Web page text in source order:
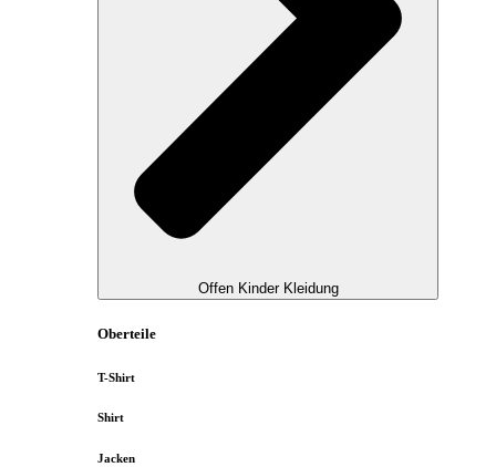
Offen Kinder Kleidung
Oberteile
T-Shirt
Shirt
Jacken